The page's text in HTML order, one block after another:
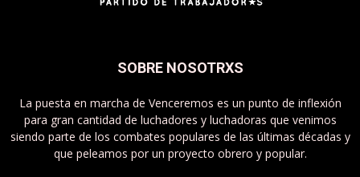
SOBRE NOSOTRXS
La puesta en marcha de Venceremos es un punto de inflexión
para gran cantidad de luchadores y luchadoras que venimos
siendo parte de los combates populares de las últimas décadas y
que peleamos por un proyecto obrero y popular.